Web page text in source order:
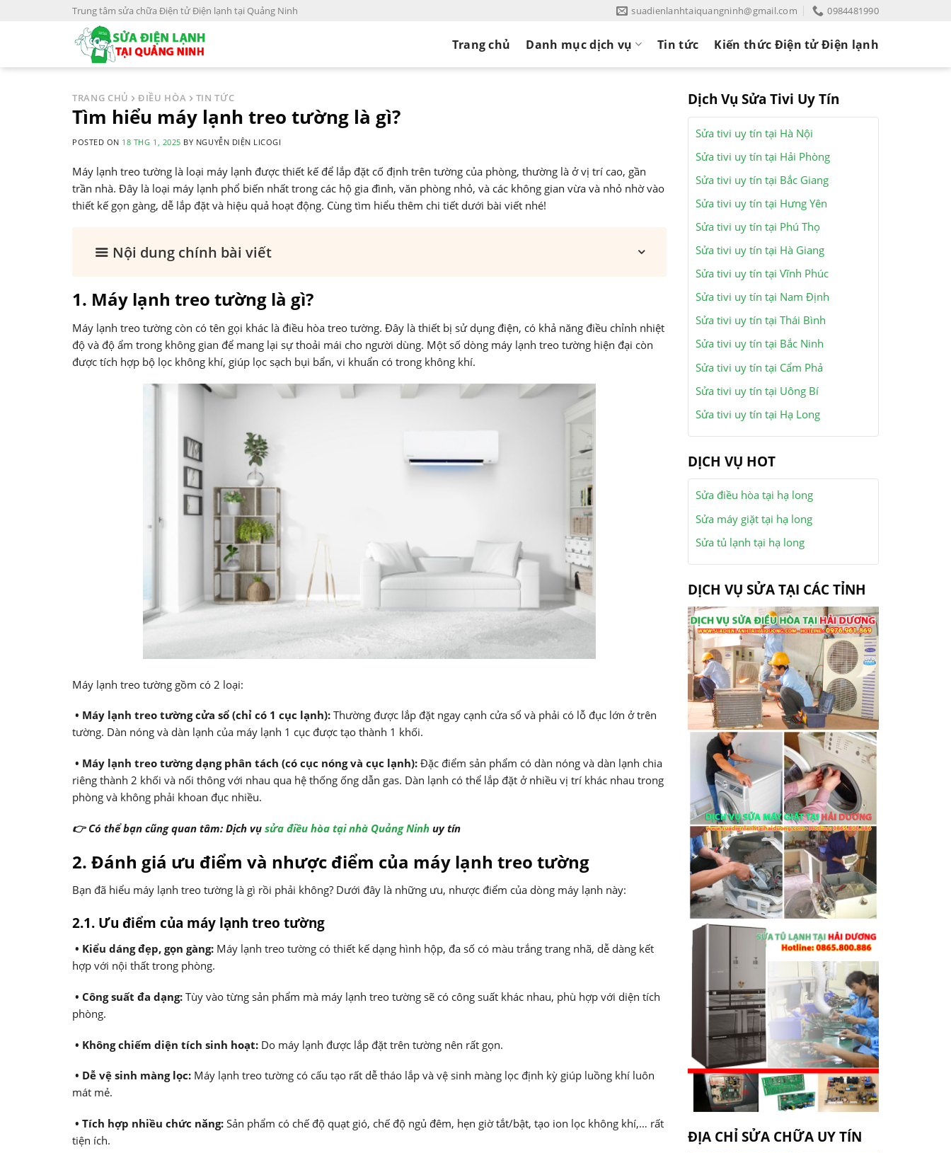
Trung tâm sửa chữa Điện tử Điện lạnh tại Quảng Ninh suadienlanhtaiquangninh@gmail.com 0984481990
Trang chủ Danh mục dịch vụ Tin tức Kiến thức Điện tử Điện lạnh
TRANG CHỦ ĐIỀU HÒA TIN TỨC
Tìm hiểu máy lạnh treo tường là gì?
POSTED ON 18 THG 1, 2025 BY NGUYỄN DIỆN LICOGI
Máy lạnh treo tường là loại máy lạnh được thiết kế để lắp đặt cố định trên tường của phòng, thường là ở vị trí cao, gần
trần nhà. Đây là loại máy lạnh phổ biến nhất trong các hộ gia đình, văn phòng nhỏ, và các không gian vừa và nhỏ nhờ vào
thiết kế gọn gàng, dễ lắp đặt và hiệu quả hoạt động. Cùng tìm hiểu thêm chi tiết dưới bài viết nhé!
Nội dung chính bài viết
1. Máy lạnh treo tường là gì?
Máy lạnh treo tường còn có tên gọi khác là điều hòa treo tường. Đây là thiết bị sử dụng điện, có khả năng điều chỉnh nhiệt
độ và độ ẩm trong không gian để mang lại sự thoải mái cho người dùng. Một số dòng máy lạnh treo tường hiện đại còn
được tích hợp bộ lọc không khí, giúp lọc sạch bụi bẩn, vi khuẩn có trong không khí.
Máy lạnh treo tường gồm có 2 loại:
• Máy lạnh treo tường cửa sổ (chỉ có 1 cục lạnh): Thường được lắp đặt ngay cạnh cửa sổ và phải có lỗ đục lớn ở trên
tường. Dàn nóng và dàn lạnh của máy lạnh 1 cục được tạo thành 1 khối.
• Máy lạnh treo tường dạng phân tách (có cục nóng và cục lạnh): Đặc điểm sản phẩm có dàn nóng và dàn lạnh chia
riêng thành 2 khối và nối thông với nhau qua hệ thống ống dẫn gas. Dàn lạnh có thể lắp đặt ở nhiều vị trí khác nhau trong
phòng và không phải khoan đục nhiều.
👉 Có thể bạn cũng quan tâm: Dịch vụ sửa điều hòa tại nhà Quảng Ninh uy tín
2. Đánh giá ưu điểm và nhược điểm của máy lạnh treo tường
Bạn đã hiểu máy lạnh treo tường là gì rồi phải không? Dưới đây là những ưu, nhược điểm của dòng máy lạnh này:
2.1. Ưu điểm của máy lạnh treo tường
• Kiểu dáng đẹp, gọn gàng: Máy lạnh treo tường có thiết kế dạng hình hộp, đa số có màu trắng trang nhã, dễ dàng kết
hợp với nội thất trong phòng.
• Công suất đa dạng: Tùy vào từng sản phẩm mà máy lạnh treo tường sẽ có công suất khác nhau, phù hợp với diện tích
phòng.
• Không chiếm diện tích sinh hoạt: Do máy lạnh được lắp đặt trên tường nên rất gọn.
• Dễ vệ sinh màng lọc: Máy lạnh treo tường có cấu tạo rất dễ tháo lắp và vệ sinh màng lọc định kỳ giúp luồng khí luôn
mát mẻ.
• Tích hợp nhiều chức năng: Sản phẩm có chế độ quạt gió, chế độ ngủ đêm, hẹn giờ tắt/bật, tạo ion lọc không khí,… rất
tiện ích.
Dịch Vụ Sửa Tivi Uy Tín
Sửa tivi uy tín tại Hà Nội
Sửa tivi uy tín tại Hải Phòng
Sửa tivi uy tín tại Bắc Giang
Sửa tivi uy tín tại Hưng Yên
Sửa tivi uy tín tại Phú Thọ
Sửa tivi uy tín tại Hà Giang
Sửa tivi uy tín tại Vĩnh Phúc
Sửa tivi uy tín tại Nam Định
Sửa tivi uy tín tại Thái Bình
Sửa tivi uy tín tại Bắc Ninh
Sửa tivi uy tín tại Cẩm Phả
Sửa tivi uy tín tại Uông Bí
Sửa tivi uy tín tại Hạ Long
DỊCH VỤ HOT
Sửa điều hòa tại hạ long
Sửa máy giặt tại hạ long
Sửa tủ lạnh tại hạ long
DỊCH VỤ SỬA TẠI CÁC TỈNH
ĐỊA CHỈ SỬA CHỮA UY TÍN